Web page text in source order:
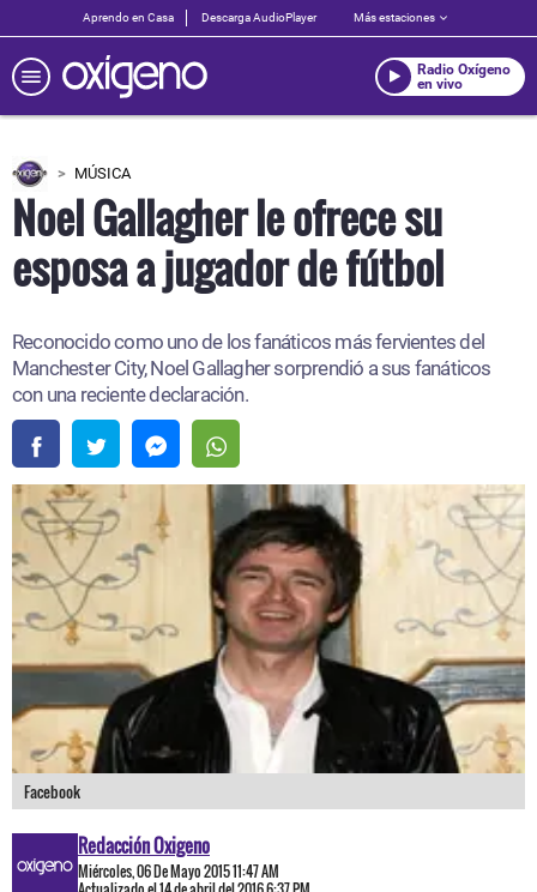
Aprendo en Casa Descarga AudioPlayer Más estaciones
Radio Oxígeno
en vivo
MÚSICA
Noel Gallagher le ofrece su
esposa a jugador de fútbol
Reconocido como uno de los fanáticos más fervientes del
Manchester City, Noel Gallagher sorprendió a sus fanáticos
con una reciente declaración.
Facebook
Redacción Oxigeno
Miércoles, 06 De Mayo 2015 11:47 AM